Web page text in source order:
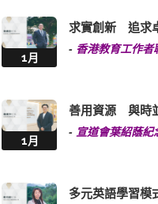
1月
求實創新 追求
- 香港教育工作者
1月
善用資源 與時
- 宣道會葉紹蔭紀
多元英語學習